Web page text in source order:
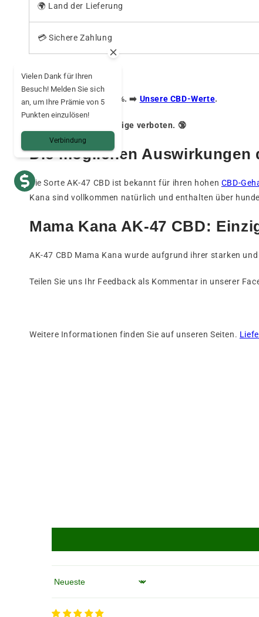
🌍 Land der Lieferung
💳 Sichere Zahlung
THC-Gehalt unter 0,3 %. ➡️ Unsere CBD-Werte.
Produkt für Minderjährige verboten. 🔞
Die möglichen Auswirkungen
Die Sorte AK-47 CBD ist bekannt für ihren hohen CBD-
Kana sind vollkommen natürlich und enthalten über
Mama Kana AK-47 CBD:
AK-47 CBD Mama Kana wurde aufgrund ihrer starken
Teilen Sie uns Ihr Feedback als Kommentar in unserer
Weitere Informationen finden Sie auf unseren Seiten.
Sortieren nach
Vielen Dank für Ihren
Besuch! Melden Sie sich
an, um Ihre Prämie von 5
Punkten einzulösen!
Verbindung